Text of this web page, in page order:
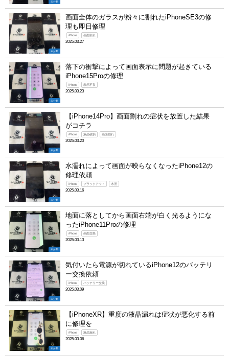
未分類
未分類
画面全体のガラスが粉々に割れたiPhoneSE3の修
理も即日修理
iPhone 画面割れ
2025.03.27
未分類
落下の衝撃によって画面表示に問題が起きている
iPhone15Proの修理
iPhone 表示不良
2025.03.23
未分類
【iPhone14Pro】画面割れの症状を放置した結果
がコチラ
iPhone 液晶破損 画面割れ
2025.03.20
未分類
水濡れによって画面が映らなくなったiPhone12の
修理依頼
iPhone ブラックアウト 水没
2025.03.16
未分類
地面に落としてから画面右端が白く光るようにな
ったiPhone11Proの修理
iPhone 画面交換
2025.03.13
未分類
気付いたら電源が切れているiPhone12のバッテリ
ー交換依頼
iPhone バッテリー交換
2025.03.09
未分類
【iPhoneXR】重度の液晶漏れは症状が悪化する前
に修理を
iPhone 液晶漏れ
2025.03.06